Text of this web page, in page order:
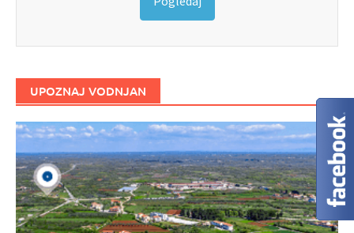
UPOZNAJ VODNJAN